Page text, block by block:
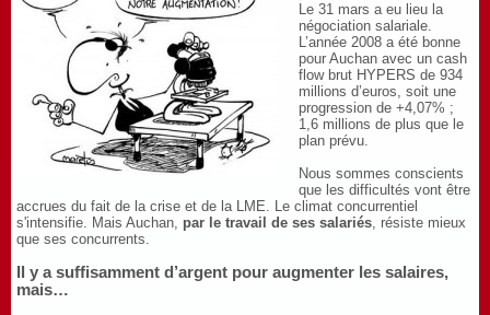
Le 31 mars a eu lieu la
négociation salariale.
L’année 2008 a été bonne
pour Auchan avec un cash
flow brut HYPERS de 934
millions d’euros, soit une
progression de +4,07% ;
1,6 millions de plus que le
plan prévu.
Nous sommes conscients
que les difficultés vont être
accrues du fait de la crise et de la LME. Le climat concurrentiel
s'intensifie. Mais Auchan, par le travail de ses salariés, résiste mieux
que ses concurrents.
Il y a suffisamment d’argent pour augmenter les salaires,
mais…